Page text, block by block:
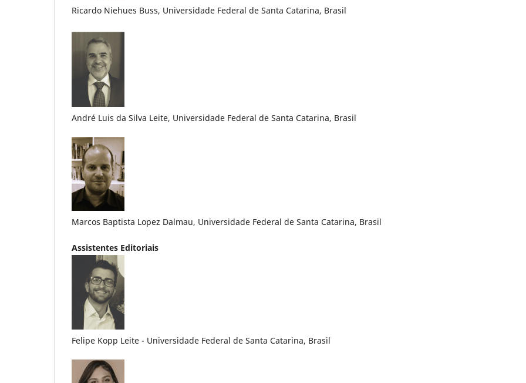
Ricardo Niehues Buss, Universidade Federal de Santa Catarina, Brasil
André Luis da Silva Leite, Universidade Federal de Santa Catarina, Brasil
Marcos Baptista Lopez Dalmau, Universidade Federal de Santa Catarina, Brasil
Assistentes Editoriais
Felipe Kopp Leite - Universidade Federal de Santa Catarina, Brasil